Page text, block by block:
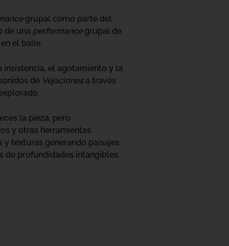
grupal como parte del
de una performancegrupal de
el baile.
insistencia, el agotamiento y la
de Vejacionesa través
la pieza, pero
y otras herramientas
texturas generando paisajes
de profundidades intangibles.